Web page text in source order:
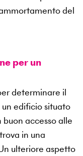
del
per un
determinare il
edificio situato
accesso alle
in una
ulteriore aspetto